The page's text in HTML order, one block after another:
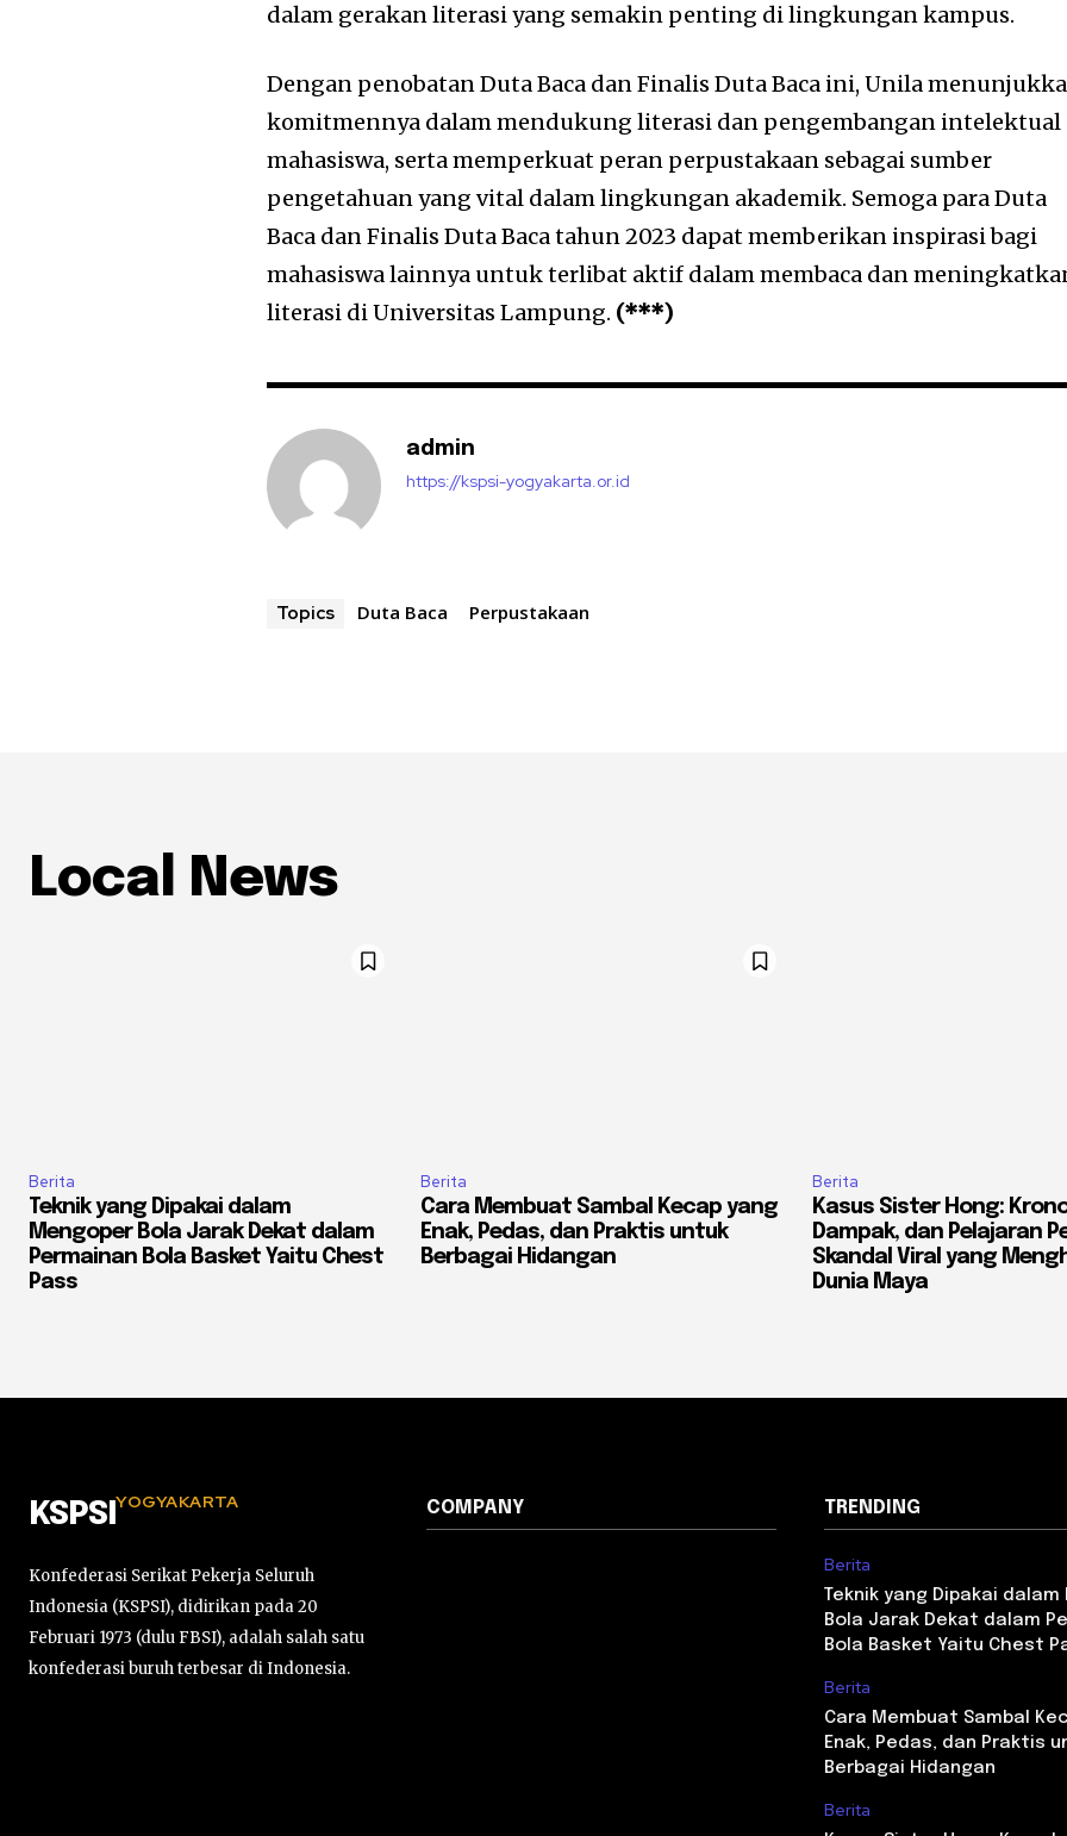
dalam gerakan literasi yang semakin penting di lingkungan kampus.
Dengan penobatan Duta Baca dan Finalis Duta Baca ini, Unila
komitmennya dalam mendukung literasi dan pengembangan intelektual
mahasiswa, serta memperkuat peran perpustakaan sebagai sumber
pengetahuan yang vital dalam lingkungan akademik. Semoga para Duta
Baca dan Finalis Duta Baca tahun 2023 dapat memberikan inspirasi bagi
mahasiswa lainnya untuk terlibat aktif dalam membaca dan
literasi di Universitas Lampung. (***)
admin
https://kspsi-yogyakarta.or.id
Topics Duta Baca Perpustakaan
Local News
Berita
Teknik yang Dipakai dalam
Mengoper Bola Jarak Dekat dalam
Permainan Bola Basket Yaitu Chest
Pass
Berita
Cara Membuat Sambal Kecap yang
Enak, Pedas, dan Praktis untuk
Berbagai Hidangan
Berita
Kasus Sister Hong:
Dampak, dan Pelajaran
Skandal Viral yang
Dunia Maya
KSPSI YOGYAKARTA
Konfederasi Serikat Pekerja Seluruh
Indonesia (KSPSI), didirikan pada 20
Februari 1973 (dulu FBSI), adalah salah satu
konfederasi buruh terbesar di Indonesia.
COMPANY TRENDING
Berita
Teknik yang Dipakai dalam
Bola Jarak Dekat dalam
Bola Basket Yaitu Chest
Berita
Cara Membuat Sambal
Enak, Pedas, dan Praktis
Berbagai Hidangan
Berita